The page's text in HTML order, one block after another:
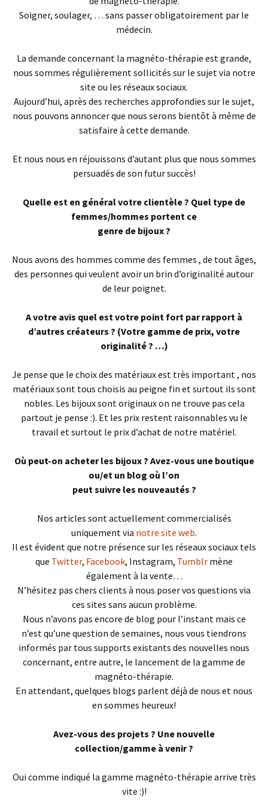
Soigner, soulager, … sans passer obligatoirement par le
médecin.
La demande concernant la magnéto-thérapie est grande,
nous sommes régulièrement sollicités sur le sujet via notre
site ou les réseaux sociaux.
Aujourd’hui, après des recherches approfondies sur le sujet,
nous pouvons annoncer que nous serons bientôt à même de
satisfaire à cette demande.
Et nous nous en réjouissons d’autant plus que nous sommes
persuadés de son futur succès!
Quelle est en général votre clientèle ? Quel type de
femmes/hommes portent ce
genre de bijoux ?
Nous avons des hommes comme des femmes , de tout âges,
des personnes qui veulent avoir un brin d’originalité autour
de leur poignet.
A votre avis quel est votre point fort par rapport à
d’autres créateurs ? (Votre gamme de prix, votre
originalité ? …)
Je pense que le choix des matériaux est très important , nos
matériaux sont tous choisis au peigne fin et surtout ils sont
nobles. Les bijoux sont originaux on ne trouve pas cela
partout je pense :). Et les prix restent raisonnables vu le
travail et surtout le prix d’achat de notre matériel.
Où peut-on acheter les bijoux ? Avez-vous une boutique
ou/et un blog où l’on
peut suivre les nouveautés ?
Nos articles sont actuellement commercialisés
uniquement via notre site web.
Il est évident que notre présence sur les réseaux sociaux tels
que Twitter, Facebook, Instagram, Tumblr mène
également à la vente…
N’hésitez pas chers clients à nous poser vos questions via
ces sites sans aucun problème.
Nous n’avons pas encore de blog pour l’instant mais ce
n’est qu’une question de semaines, nous vous tiendrons
informés par tous supports existants des nouvelles nous
concernant, entre autre, le lancement de la gamme de
magnéto-thérapie.
En attendant, quelques blogs parlent déjà de nous et nous
en sommes heureux!
Avez-vous des projets ? Une nouvelle
collection/gamme à venir ?
Oui comme indiqué la gamme magnéto-thérapie arrive très
vite :)!